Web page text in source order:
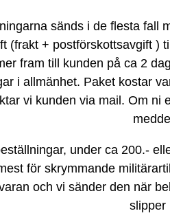
sänds i de flesta fall
(frakt + postförskottsavgift )
fram till kunden på ca 2
i allmänhet. Paket kostar
vi kunden via mail. Om ni
under ca 200.-
för skrymmande
och vi sänder den när
slipper